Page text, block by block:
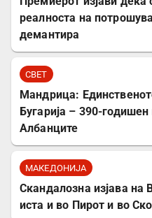
реалноста на
демантира
СВЕТ
Мандрица:
Бугарија – 390-
Албанците
МАКЕДОНИЈА
Скандалозна изјава на
иста и во Пирот и во